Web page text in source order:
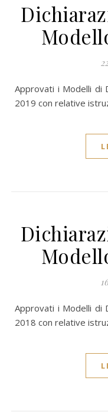
Approvati i Modelli di Dichiarazione IVA/2019 e IVA Base
2019 con relative
Approvati i Modelli di Dichiarazione IVA/2018 e IVA Base
2018 con relative